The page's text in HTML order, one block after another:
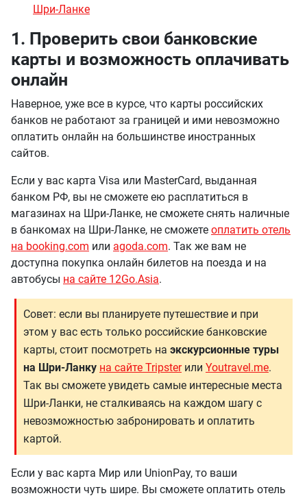
Шри-Ланке
1. Проверить свои банковские
карты и возможность оплачивать
онлайн
Наверное, уже все в курсе, что карты российских
банков не работают за границей и ими невозможно
оплатить онлайн на большинстве иностранных
сайтов.
Если у вас карта Visa или MasterCard, выданная
банком РФ, вы не сможете ею расплатиться в
магазинах на Шри-Ланке, не сможете снять наличные
в банкомах на Шри-Ланке, не сможете оплатить отель
на booking.com или agoda.com. Так же вам не
доступна покупка онлайн билетов на поезда и на
автобусы на сайте 12Go.Asia.
Совет: если вы планируете путешествие и при
этом у вас есть только российские банковские
карты, стоит посмотреть на экскурсионные туры
на Шри-Ланку на сайте Tripsterили Youtravel.me.
Так вы сможете увидеть самые интересные места
Шри-Ланки, не сталкиваясь на каждом шагу с
невозможностью забронировать и оплатить
картой.
Если у вас карта Мир или UnionPay, то ваши
возможности чуть шире. Вы сможете оплатить отель